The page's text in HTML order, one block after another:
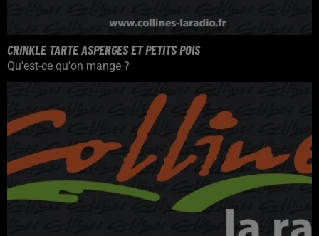
CRINKLE TARTE ASPERGES ET PETITS POIS
Qu'est-ce qu'on mange ?